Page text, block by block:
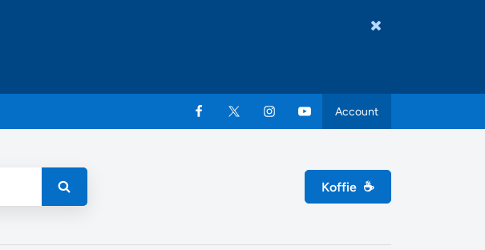
Account
Koffie ☕